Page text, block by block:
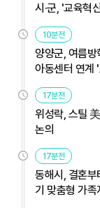
시·군, '교육혁
10분전
양양군, 여름
아동센터 연계
17분전
위성락, 스틸
논의
17분전
동해시, 결혼
기 맞춤형 가